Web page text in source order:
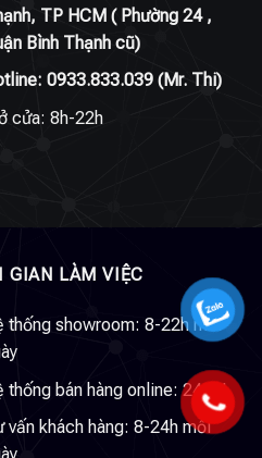
TP HCM ( Phường 24 ,
Bình Thạnh cũ)
0933.833.039(Mr. Thi)
cửa: 8h-22h
GIAN LÀM VIỆC
thống showroom: 8-22h mỗi
thống bán hàng online: 24/24
vấn khách hàng: 8-24h mỗi